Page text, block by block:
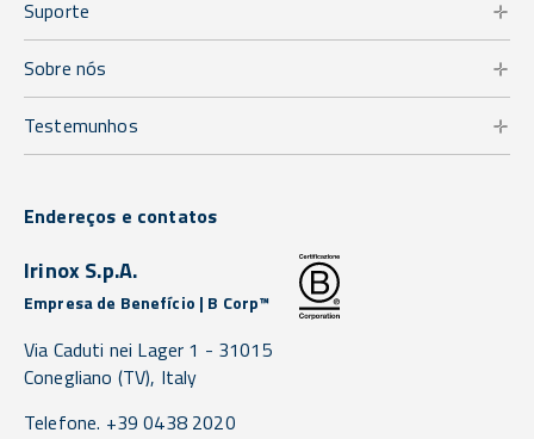
Suporte
Sobre nós
Testemunhos
Endereços e contatos
Irinox S.p.A.
Empresa de Benefício | B Corp™
Via Caduti nei Lager 1 - 31015
Conegliano (TV), Italy
Telefone. +39 0438 2020